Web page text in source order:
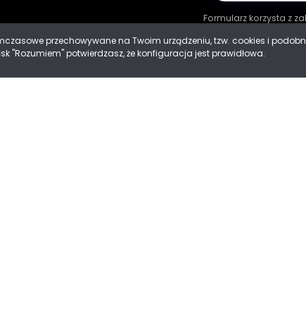
Formularz korzysta z
przechowywane na Twoim urządzeniu, tzw. cookies i
"Rozumiem" potwierdzasz, że konfiguracja jest prawidłowa.